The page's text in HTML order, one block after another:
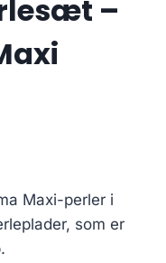
–
Maxi-perler i
som er